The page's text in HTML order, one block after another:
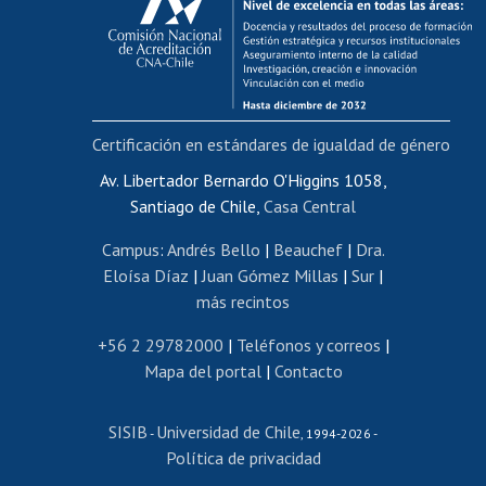
Postulación al AUCAI
Funcionarias/os
Cursos internos de capacitación
Bienestar del personal
Portal de movilidad interna
Certificado de renta
Certificado de renta honorarios
Editar páginas blancas
Extranjeras/os
Revalidación y reconocimiento de títulos
Postulación al Programa de Movilidad Estudiantil
Cursos de español
Av. Libertador Bernardo O'Higgins 1058,
Santiago de Chile, Casa Central
Campus: Andrés Bello | Beauchef| Dra.
Eloísa Díaz |Juan Gómez Millas | Sur |
más recintos
+56 2 29782000 | Teléfonos y correos |
Mapa del portal| Contacto
SISIB - Universidad de Chile, 1994-2026 -
Política de privacidad
Certificación en estándares de igualdad de género